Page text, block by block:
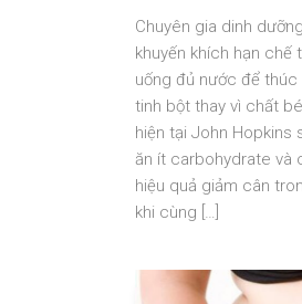
Chuyên gia dinh
khuyến khích hạn chế
uống đủ nước để
tinh bột thay vì chất
hiện tại John
ăn ít carbohydrate và
hiệu quả giảm cân
khi cùng […]